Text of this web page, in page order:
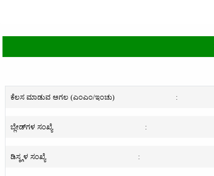
ಕೆಲಸ ಮಾಡುವ ಅಗಲ (ಎಂಎಂ/ಇಂಚು) :
ಬ್ಲೇಡ್‌ಗಳ ಸಂಖ್ಯೆ :
ಡಿಸ್ಕ್ಗಳ ಸಂಖ್ಯೆ :